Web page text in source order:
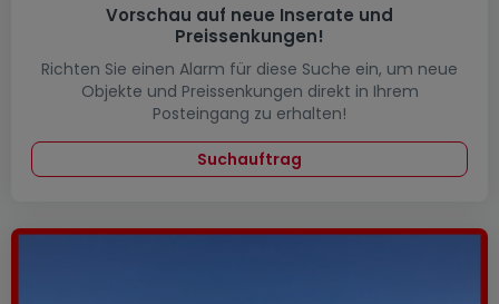
Vorschau auf neue Inserate und
Preissenkungen!
Richten Sie einen Alarm für diese Suche ein, um neue
Objekte und Preissenkungen direkt in Ihrem
Posteingang zu erhalten!
Suchauftrag